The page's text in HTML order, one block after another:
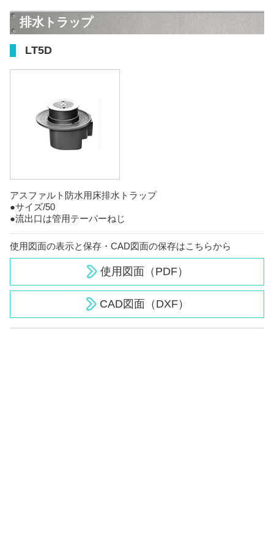
排水トラップ
LT5D
アスファルト防水用床排水トラップ
●サイズ/50
●流出口は管用テーパーねじ
使用図面の表示と保存・CAD図面の保存はこちらから
使用図面（PDF）
CAD図面（DXF）